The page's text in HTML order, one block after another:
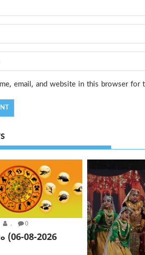
email, and website in this browser for
. 0
08-2026